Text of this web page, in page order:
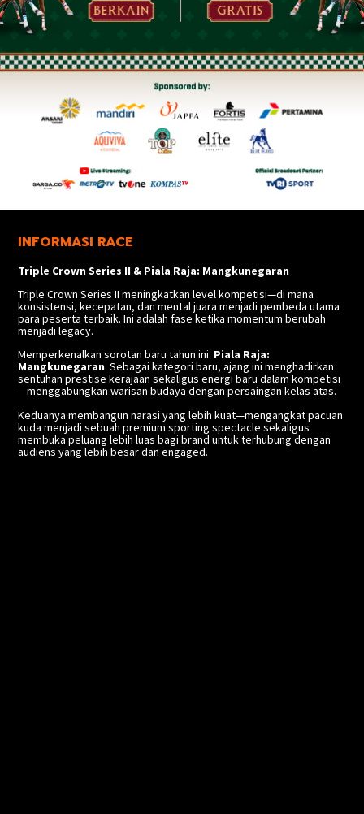
INFORMASI RACE
Triple Crown Series II & Piala Raja: Mangkunegaran
Triple Crown Series II meningkatkan level kompetisi—di mana
konsistensi, kecepatan, dan mental juara menjadi pembeda utama
para peserta terbaik. Ini adalah fase ketika momentum berubah
menjadi legacy.
Memperkenalkan sorotan baru tahun ini: Piala Raja:
Mangkunegaran. Sebagai kategori baru, ajang ini menghadirkan
sentuhan prestise kerajaan sekaligus energi baru dalam kompetisi
—menggabungkan warisan budaya dengan persaingan kelas atas.
Keduanya membangun narasi yang lebih kuat—mengangkat pacuan
kuda menjadi sebuah premium sporting spectacle sekaligus
membuka peluang lebih luas bagi brand untuk terhubung dengan
audiens yang lebih besar dan engaged.